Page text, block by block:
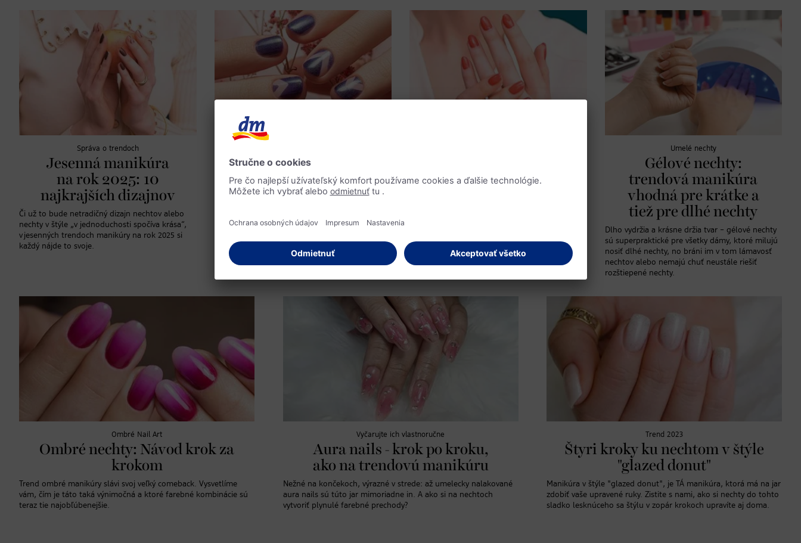
Správa o trendoch
Jesenná manikúra
na rok 2025: 10
najkrajších dizajnov
Či už to bude netradičný dizajn nechtov alebo
nechty v štýle „v jednoduchosti spočíva krása“,
v jesenných trendoch manikúry na rok 2025 si
každý nájde to svoje.
Takto vydrží lak na
nechtoch dlhšie:
najlepšie tipy pre
Takto vydrží lak na nechtoch dlhšie: vďaka týmto
tipom budú nalakované nechty krásne a zároveň
zdravé a pestované.
nechty sami – dá sa
gélové nechty svojpomocne. Pomôcky na úpravu
nechtov, ktorá vydrží dlho, sú teraz dostupné aj
na domáce použitie.
Umelé nechty
Gélové nechty:
trendová manikúra
vhodná pre krátke a
tiež pre dlhé nechty
Dlho vydržia a krásne držia tvar – gélové nechty
sú superpraktické pre všetky dámy, ktoré milujú
nosiť dlhé nechty, no bráni im v tom lámavosť
nechtov alebo nemajú chuť neustále riešiť
rozštiepené nechty.
Ombré Nail Art
Ombré nechty: Návod krok za
krokom
Trend ombré manikúry slávi svoj veľký comeback. Vysvetlíme
vám, čím je táto taká výnimočná a ktoré farebné kombinácie sú
teraz tie najobľúbenejšie.
Vyčarujte ich vlastnoručne
Aura nails - krok po kroku,
ako na trendovú manikúru
Nežné na končekoch, výrazné v strede: až umelecky nalakované
aura nails sú túto jar mimoriadne in. A ako si na nechtoch
vytvoriť plynulé farebné prechody?
Trend 2023
Štyri kroky ku nechtom v štýle
"glazed donut"
Manikúra v štýle "glazed donut", je TÁ manikúra, ktorá má na jar
zdobiť vaše upravené ruky. Zistite s nami, ako si nechty do tohto
sladko lesknúceho sa štýlu v zopár krokoch upravíte aj doma.